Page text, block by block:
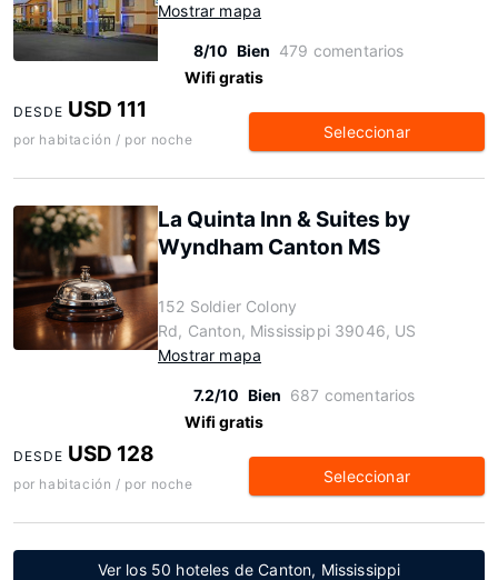
Mostrar mapa
8/10 Bien 479 comentarios
Wifi gratis
DESDE USD 111
por habitación / por noche Seleccionar
La Quinta Inn & Suites by
Wyndham Canton MS
152 Soldier Colony
Rd, Canton, Mississippi 39046, US
Mostrar mapa
7.2/10 Bien 687 comentarios
Wifi gratis
DESDE USD 128
por habitación / por noche Seleccionar
Ver los 50 hoteles de Canton, Mississippi